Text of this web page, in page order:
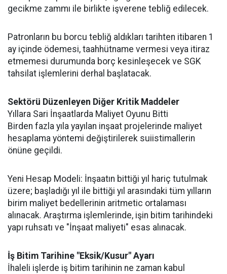
gecikme zammı ile birlikte işverene tebliğ edilecek.
Patronların bu borcu tebliğ aldıkları tarihten itibaren 1
ay içinde ödemesi, taahhütname vermesi veya itiraz
etmemesi durumunda borç kesinleşecek ve SGK
tahsilat işlemlerini derhal başlatacak.
Sektörü Düzenleyen Diğer Kritik Maddeler
Yıllara Sari İnşaatlarda Maliyet Oyunu Bitti
Birden fazla yıla yayılan inşaat projelerinde maliyet
hesaplama yöntemi değiştirilerek suiistimallerin
önüne geçildi.
Yeni Hesap Modeli: İnşaatın bittiği yıl hariç tutulmak
üzere; başladığı yıl ile bittiği yıl arasındaki tüm yılların
birim maliyet bedellerinin aritmetic ortalaması
alınacak. Araştırma işlemlerinde, işin bitim tarihindeki
yapı ruhsatı ve "İnşaat maliyeti" esas alınacak.
İş Bitim Tarihine "Eksik/Kusur" Ayarı
İhaleli işlerde iş bitim tarihinin ne zaman kabul